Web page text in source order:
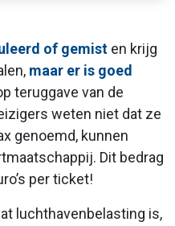
of gemist en krijg
maar er is goed
teruggave van de
weten niet dat ze
genoemd, kunnen
Dit bedrag
per ticket!
luchthavenbelasting is,